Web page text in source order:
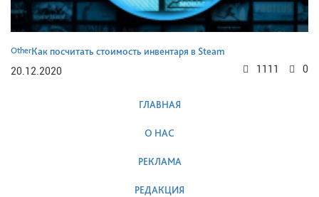
OtherКак посчитать стоимость инвентаря в Steam
20.12.2020
0
1111
ГЛАВНАЯ
О НАС
РЕКЛАМА
РЕДАКЦИЯ